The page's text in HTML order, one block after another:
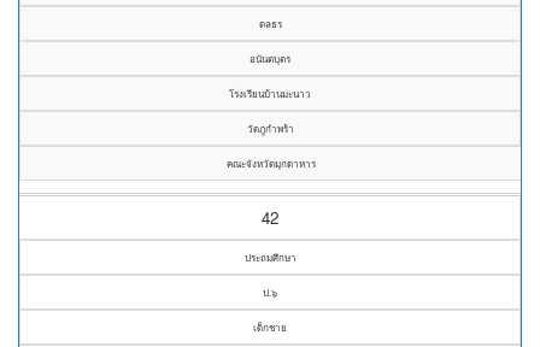
ดลธร
อนันตบุตร
โรงเรียนบ้านมะนาว
วัดภูกำพร้า
คณะจังหวัดมุกดาหาร
42
ประถมศึกษา
ป.๖
เด็กชาย